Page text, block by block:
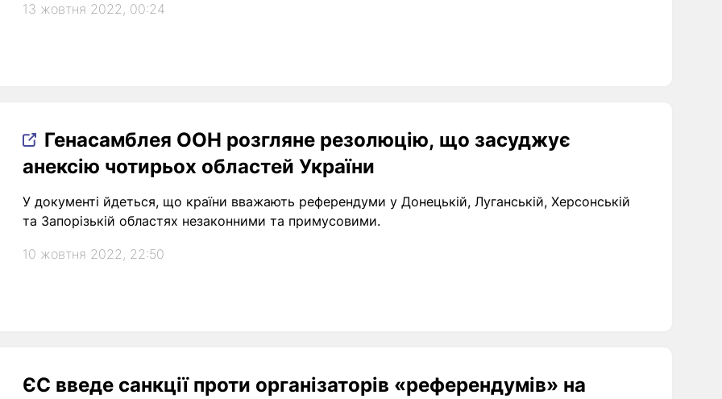
13 жовтня 2022, 00:24
Генасамблея ООН розгляне резолюцію, що засуджує
анексію чотирьох областей України
У документі йдеться, що країни вважають референдуми у Донецькій, Луганській, Херсонській
та Запорізькій областях незаконними та примусовими.
10 жовтня 2022, 22:50
ЄС введе санкції проти організаторів «референдумів» на